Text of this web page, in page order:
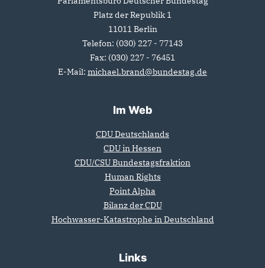
Platz der Republik 1
11011Berlin
Telefon: (030) 227 - 77143
Fax: (030) 227 - 76451
E-Mail: michael.brand@bundestag.de
Im Web
CDU Deutschlands
CDU in Hessen
CDU/CSU Bundestagsfraktion
Human Rights
Point Alpha
Bilanz der CDU
Hochwasser-Katastrophe in Deutschland
Links